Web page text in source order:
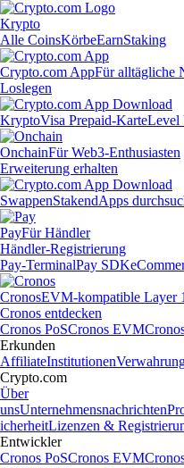
Krypto
Alle CoinsKörbeEarnStaking
Crypto.com AppFür alltägliche
Loslegen
KryptoVisa Prepaid-KarteLevel
OnchainFür Web3-Enthusiasten
Erweiterung erhalten
SwappenStakendApps
PayFür Händler
Händler-Registrierung
Pay-TerminalPay SDK
CronosEVM-kompatible Layer 1
Cronos entdecken
Cronos PoSCronos EVM
Erkunden
AffiliateInstitutionen
Crypto.com
Über
unsUnternehmensnachrichten
icherheitLizenzen &
Entwickler
Cronos PoSCronos EVM